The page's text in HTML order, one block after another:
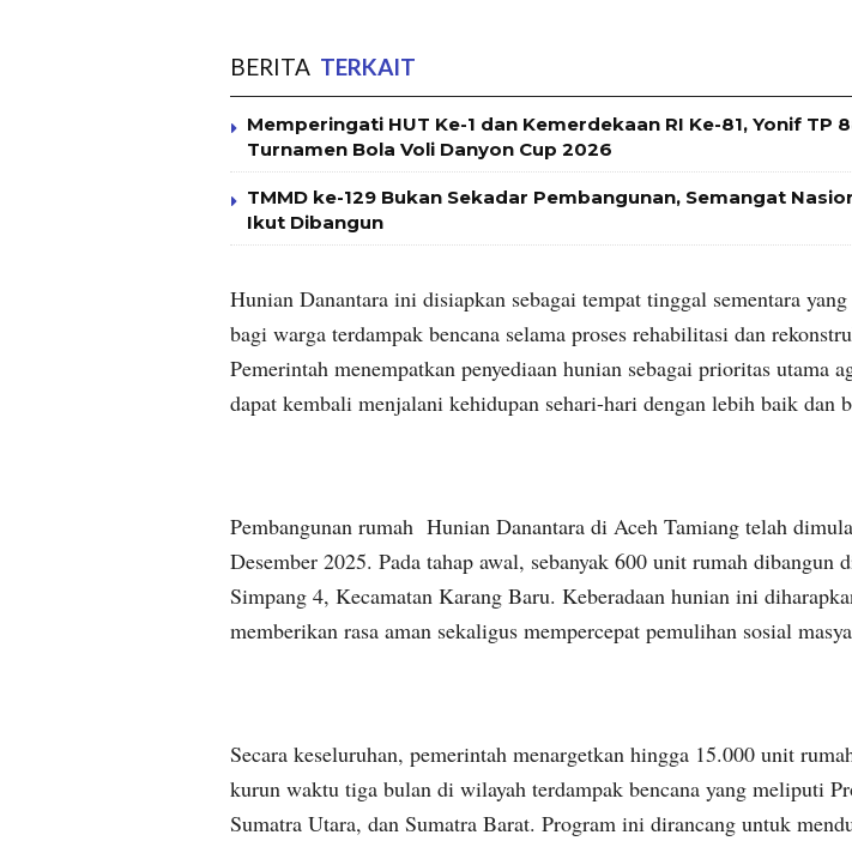
BERITA TERKAIT
Memperingati HUT Ke-1 dan Kemerdekaan RI Ke-81, Yonif TP
Turnamen Bola Voli Danyon Cup 2026
TMMD ke-129 Bukan Sekadar Pembangunan, Semangat
Ikut Dibangun
Hunian Danantara ini disiapkan sebagai tempat tinggal sementara
bagi warga terdampak bencana selama proses rehabilitasi dan
Pemerintah menempatkan penyediaan hunian sebagai prioritas utama
dapat kembali menjalani kehidupan sehari-hari dengan lebih baik dan
Pembangunan rumah Hunian Danantara di Aceh Tamiang telah
Desember 2025. Pada tahap awal, sebanyak 600 unit rumah dibangun
Simpang 4, Kecamatan Karang Baru. Keberadaan hunian ini
memberikan rasa aman sekaligus mempercepat pemulihan sosial
Secara keseluruhan, pemerintah menargetkan hingga 15.000 unit
kurun waktu tiga bulan di wilayah terdampak bencana yang meliputi
Sumatra Utara, dan Sumatra Barat. Program ini dirancang untuk